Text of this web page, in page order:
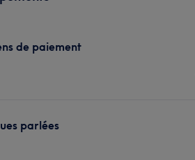
de paiement
parlées